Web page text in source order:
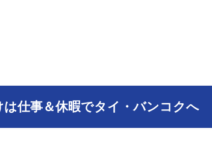
は仕事＆休暇でタイ・バンコクへ